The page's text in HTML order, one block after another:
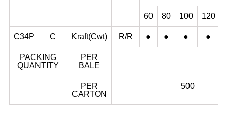
60 80 100 120
C34P C Kraft(Cwt) R/R ● ● ● ●
PACKING
QUANTITY
PER
BALE
PER
CARTON
500